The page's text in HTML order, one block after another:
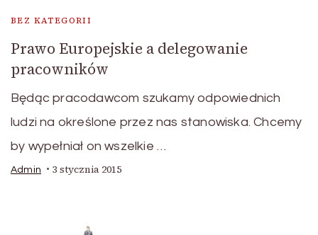
BEZ KATEGORII
Prawo Europejskie a delegowanie
pracowników
Będąc pracodawcom szukamy odpowiednich
ludzi na określone przez nas stanowiska. Chcemy
by wypełniał on wszelkie …
Admin 3 stycznia 2015